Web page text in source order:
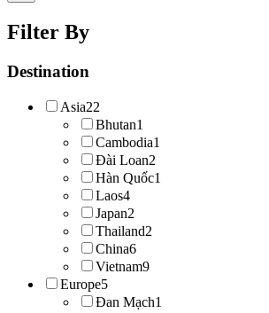
Filter By
Destination
Asia22
Bhutan1
Cambodia1
Đài Loan2
Hàn Quốc1
Laos4
Japan2
Thailand2
China6
Vietnam9
Europe5
Đan Mạch1